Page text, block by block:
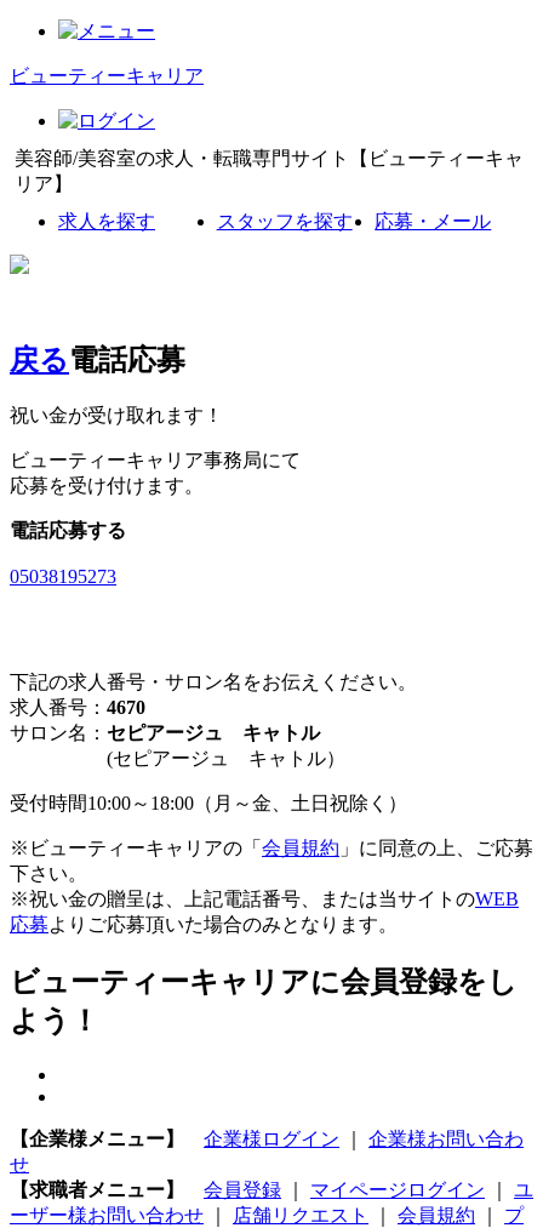
ビューティーキャリア
美容師/美容室の求人・転職専門サイト【ビューティーキャ
リア】
求人を探す
スタッフを探す 応募・メール
戻る電話応募
祝い金が受け取れます！
ビューティーキャリア事務局にて
応募を受け付けます。
電話応募する
05038195273
下記の求人番号・サロン名をお伝えください。
求人番号： 4670
サロン名： セピアージュ キャトル
(セピアージュ キャトル）
受付時間10:00～18:00（月～金、土日祝除く）
※ビューティーキャリアの「 会員規約 」に同意の上、ご応募
下さい。
※祝い金の贈呈は、上記電話番号、または当サイトのWEB
応募よりご応募頂いた場合のみとなります。
ビューティーキャリアに会員登録をし
よう！
【企業様メニュー】 企業様ログイン
企業様お問い合わ
せ
【求職者メニュー】
会員登録 マイページログイン
ユ
ーザー様お問い合わせ
店舗リクエスト 会員規約
プ